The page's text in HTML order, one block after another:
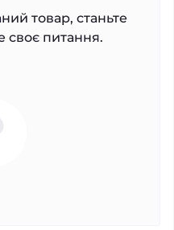
товар, станьте
своє питання.